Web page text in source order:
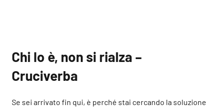
Chi lo è, non si rialza –
Cruciverba
Se sei arrivato fin qui, è perché stai cercando la soluzione